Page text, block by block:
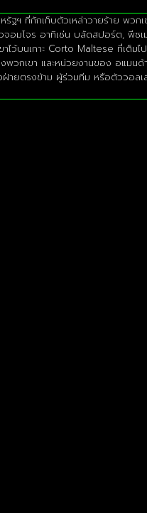
ฯ ที่กักเก็บตัวเหล่าวายร้าย พวกเ
อมโจร อาทิเช่น บลัดสปอร์ต, พีซ
ไว้บนเกาะ Corto Maltese ที่เต็ม
พวกเขา และหน่วยงานของ อแมน
ายตรงข้าม ผู้ร่วมทีม หรือตัววอลเ